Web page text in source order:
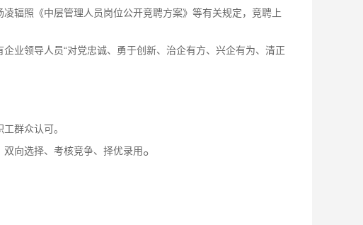
辐照《中层管理人员岗位公开竞聘方案》等有关规定，竞聘上
业领导人员“对党忠诚、勇于创新、治企有方、兴企有为、清正
群众认可。
双向选择、考核竞争、择优录用。